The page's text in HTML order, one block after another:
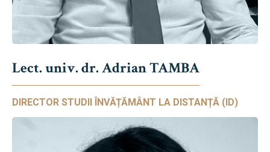
Lect. univ. dr. Adrian TAMBA
DIRECTOR STUDII ÎNVĂȚĂMÂNT LA DISTANȚĂ (ID)